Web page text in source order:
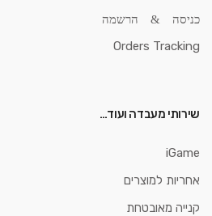
כניסה & הרשמה
Orders Tracking
שירותי מעבדה ועוד…
iGame
אחריות למוצרים
קנייה מאובטחת